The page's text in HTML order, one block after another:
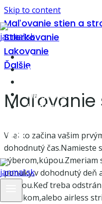
Skip to content
O mne
Maliarske práce
Magazín
Kontakt
Maľovanie stien a
Stierkovanie
Lakovanie
Ďalšie
Maľovanie
Všetko začina vašim
dohodnutý čas.Namieste
výberom,kúpou.Zmeriam
ponuky,v dohodnutý deň
páskou.Keď treba
valčekom,alebo airless